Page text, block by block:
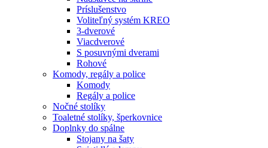
Príslušenstvo
Voliteľný systém KREO
3-dverové
Viacdverové
S posuvnými dverami
Rohové
Komody, regály a police
Komody
Regály a police
Nočné stolíky
Toaletné stolíky, šperkovnice
Doplnky do spálne
Stojany na šaty